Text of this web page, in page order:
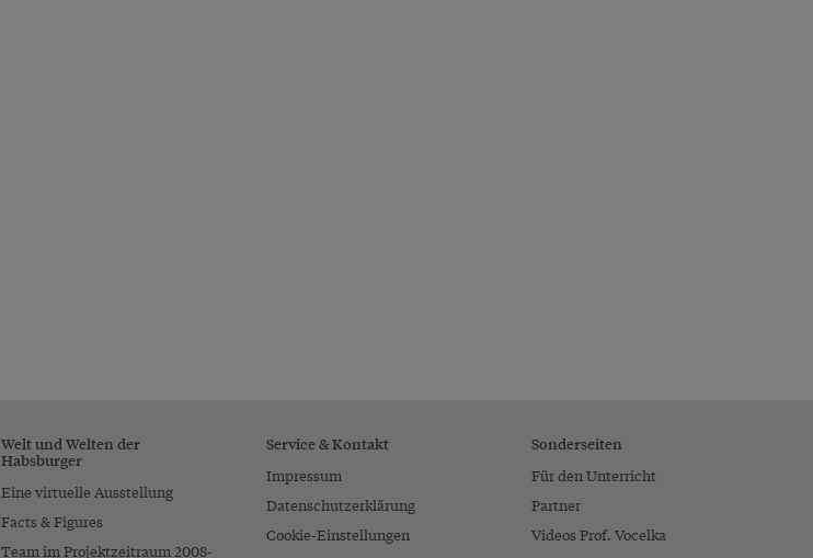
Welt und Welten der
Habsburger
Eine virtuelle Ausstellung
Facts & Figures
Team im Projektzeitraum 2008-
Service & Kontakt
Impressum
Datenschutzerklärung
Cookie-Einstellungen
Sonderseiten
Für den Unterricht
Partner
Videos Prof. Vocelka